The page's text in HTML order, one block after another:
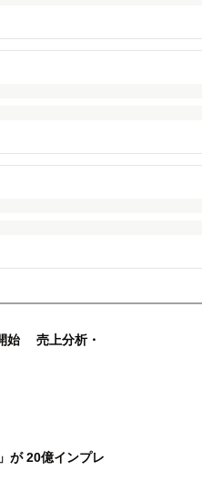
始 売上分析・
が 20億インプレ